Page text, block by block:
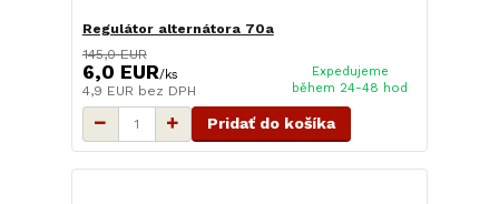
Regulátor alternátora 70a
145,0 EUR
6,0 EUR/ks
4,9 EUR bez DPH
Expedujeme
během 24-48 hod
Pridať do košíka